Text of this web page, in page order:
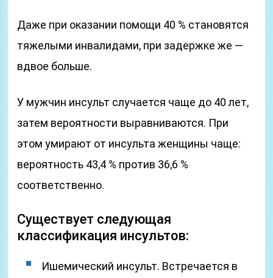
Даже при оказании помощи 40 % становятся
тяжелыми инвалидами, при задержке же —
вдвое больше.
У мужчин инсульт случается чаще до 40 лет,
затем вероятности выравниваются. При
этом умирают от инсульта женщины чаще:
вероятность 43,4 % против 36,6 %
соответственно.
Существует следующая
классификация инсультов:
Ишемический инсульт. Встречается в